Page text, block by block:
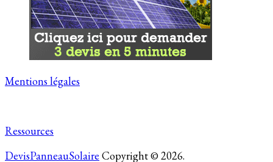
Mentions légales
Ressources
DevisPanneauSolaire Copyright © 2026.